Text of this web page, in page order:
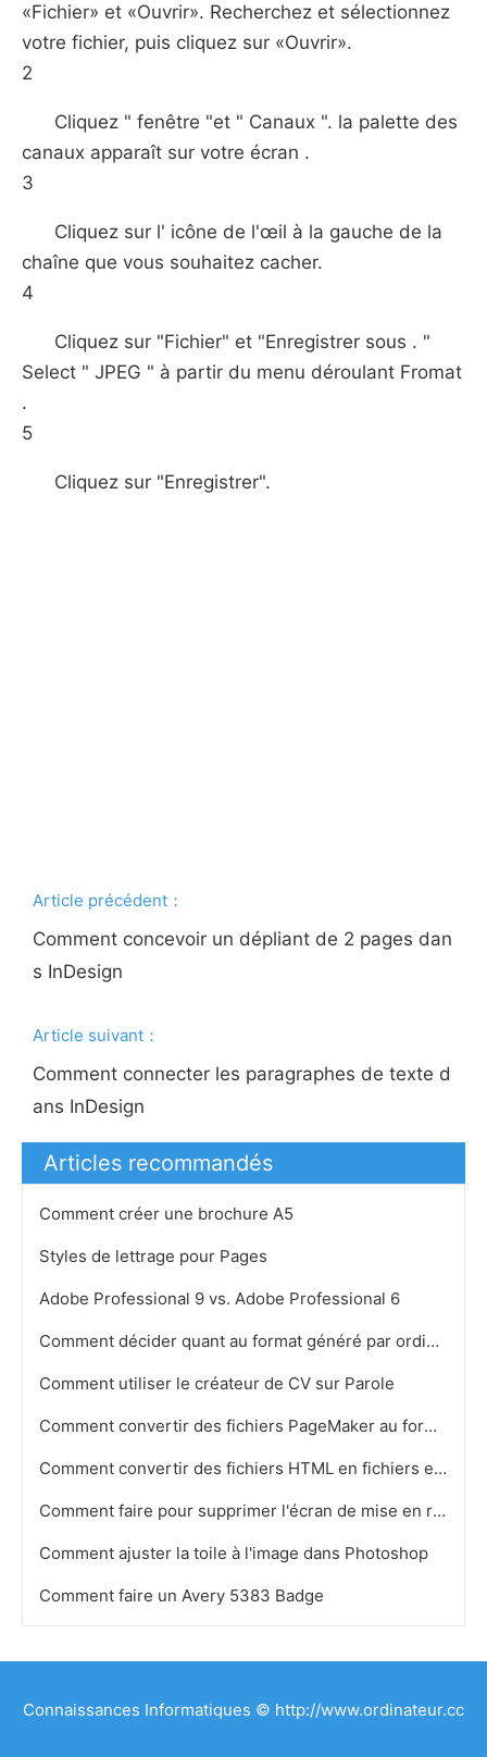
«Fichier» et «Ouvrir». Recherchez et sélectionnez
votre fichier, puis cliquez sur «Ouvrir».
2
Cliquez " fenêtre "et " Canaux ". la palette des
canaux apparaît sur votre écran .
3
Cliquez sur l' icône de l'œil à la gauche de la
chaîne que vous souhaitez cacher.
4
Cliquez sur "Fichier" et "Enregistrer sous . "
Select " JPEG " à partir du menu déroulant Fromat
.
5
Cliquez sur "Enregistrer".
Article précédent：
Comment concevoir un dépliant de 2 pages dan
s InDesign
Article suivant：
Comment connecter les paragraphes de texte d
ans InDesign
Articles recommandés
Comment créer une brochure A5
Styles de lettrage pour Pages
Adobe Professional 9 vs. Adobe Professional 6
Comment décider quant au format généré par ordinateur Cartes de voeux
Comment utiliser le créateur de CV sur Parole
Comment convertir des fichiers PageMaker au format JPEG et GIF
Comment convertir des fichiers HTML en fichiers ebook
Comment faire pour supprimer l'écran de mise en route sur Acrobat 8 ​​
Comment ajuster la toile à l'image dans Photoshop
Comment faire un Avery 5383 Badge
Connaissances Informatiques © http://www.ordinateur.cc